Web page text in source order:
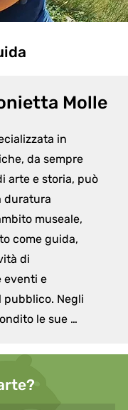
Molle
in
da sempre
arte e storia, può
duratura
museale,
come guida,
di
eventi e
pubblico. Negli
le sue
e nella
per il suo